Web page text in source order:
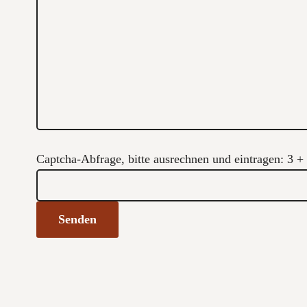
Captcha-Abfrage, bitte ausrechnen und eintragen: 3 +